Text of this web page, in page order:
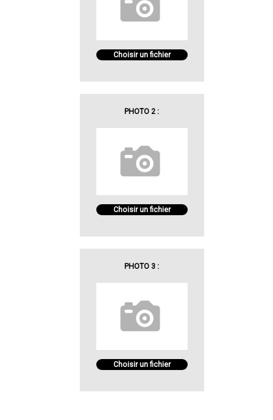
Choisir un fichier
PHOTO 2 :
Choisir un fichier
PHOTO 3 :
Choisir un fichier